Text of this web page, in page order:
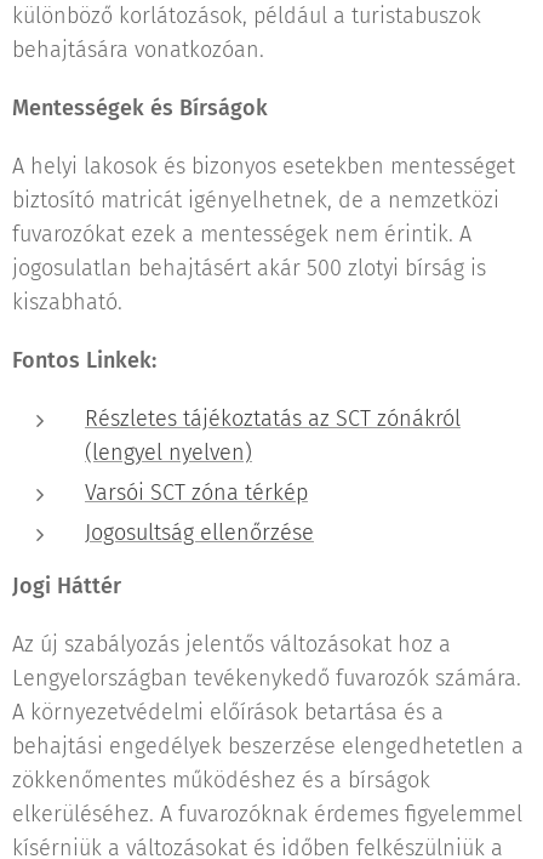
különböző korlátozások, például a turistabuszok
behajtására vonatkozóan.
Mentességek és Bírságok
A helyi lakosok és bizonyos esetekben mentességet
biztosító matricát igényelhetnek, de a nemzetközi
fuvarozókat ezek a mentességek nem érintik. A
jogosulatlan behajtásért akár 500 zlotyi bírság is
kiszabható.
Fontos Linkek:
Részletes tájékoztatás az SCT zónákról
(lengyel nyelven)
Varsói SCT zóna térkép
Jogosultság ellenőrzése
Jogi Háttér
Az új szabályozás jelentős változásokat hoz a
Lengyelországban tevékenykedő fuvarozók számára.
A környezetvédelmi előírások betartása és a
behajtási engedélyek beszerzése elengedhetetlen a
zökkenőmentes működéshez és a bírságok
elkerüléséhez. A fuvarozóknak érdemes figyelemmel
kísérniük a változásokat és időben felkészülniük a